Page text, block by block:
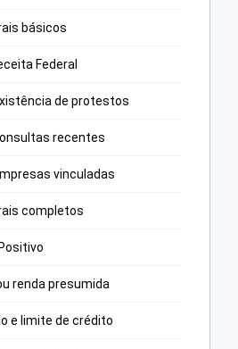
básicos
Federal
de protestos
recentes
vinculadas
completos
renda presumida
e limite de crédito